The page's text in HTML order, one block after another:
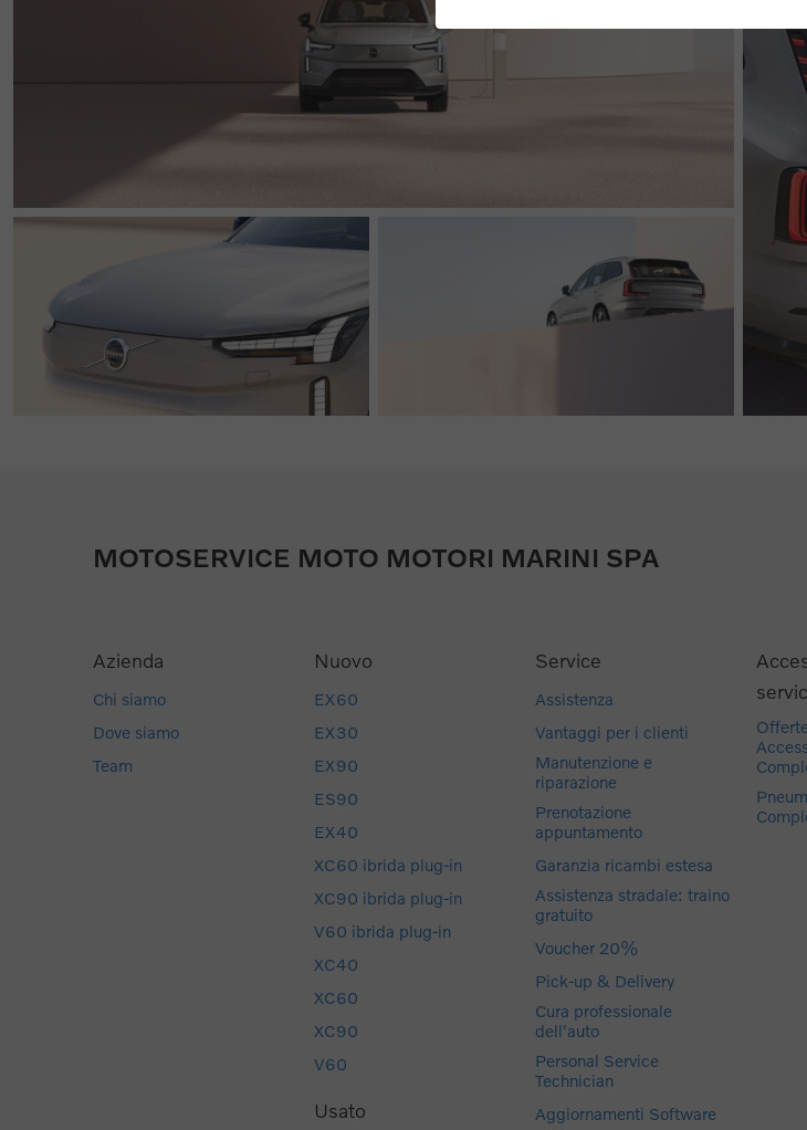
MOTOSERVICE MOTO MOTORI MARINI SPA
Azienda
Chi siamo
Dove siamo
Team
Nuovo
EX60
EX30
EX90
ES90
EX40
XC60 ibrida plug-in
XC90 ibrida plug-in
V60 ibrida plug-in
XC40
XC60
XC90
V60
Usato
Service
Assistenza
Vantaggi per i clienti
Manutenzione e
riparazione
Prenotazione
appuntamento
Garanzia ricambi estesa
Assistenza stradale: traino
gratuito
Voucher 20%
Pick-up & Delivery
Cura professionale
dell'auto
Personal Service
Technician
Aggiornamenti Software